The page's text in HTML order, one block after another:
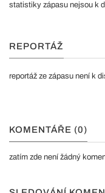
statistiky zápasu nejsou k
REPORTÁŽ
reportáž ze zápasu není k
KOMENTÁŘE (0)
zatím zde není žádný